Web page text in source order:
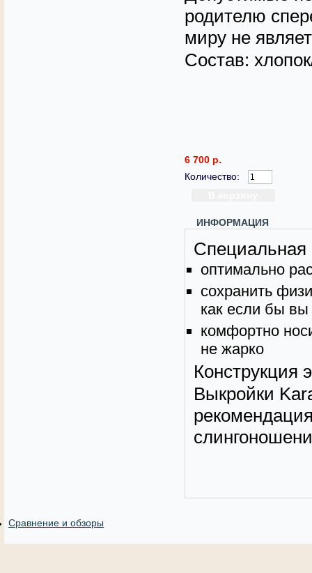
родителю
миру не
Состав:
6 700 р.
Количество:
ИНФОРМАЦИЯ
Специальная
оптимально
сохранить
как если бы
комфортно
не жарко
Конструкция
Выкройки
Сравнение и обзоры